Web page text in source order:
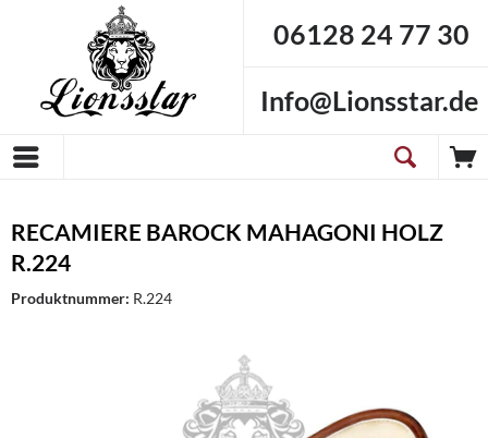
06128 24 77 30
Info@Lionsstar.de
RECAMIERE BAROCK MAHAGONI HOLZ
R.224
Produktnummer: R.224